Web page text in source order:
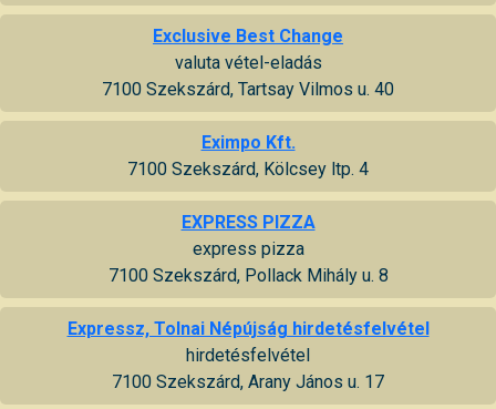
Exclusive Best Change
valuta vétel-eladás
7100 Szekszárd, Tartsay Vilmos u. 40
Eximpo Kft.
7100 Szekszárd, Kölcsey ltp. 4
EXPRESS PIZZA
express pizza
7100 Szekszárd, Pollack Mihály u. 8
Expressz, Tolnai Népújság hirdetésfelvétel
hirdetésfelvétel
7100 Szekszárd, Arany János u. 17